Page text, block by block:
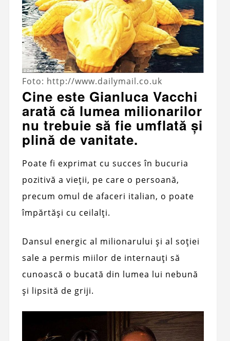
Foto: http://www.dailymail.co.uk
Cine este Gianluca Vacchi
arată că lumea milionarilor
nu trebuie să fie umflată și
plină de vanitate.
Poate fi exprimat cu succes în bucuria
pozitivă a vieții, pe care o persoană,
precum omul de afaceri italian, o poate
împărtăși cu ceilalți.
Dansul energic al milionarului și al soției
sale a permis miilor de internauți să
cunoască o bucată din lumea lui nebună
și lipsită de griji.